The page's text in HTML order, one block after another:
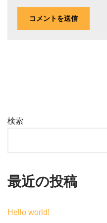
検索
最近の投稿
Hello world!